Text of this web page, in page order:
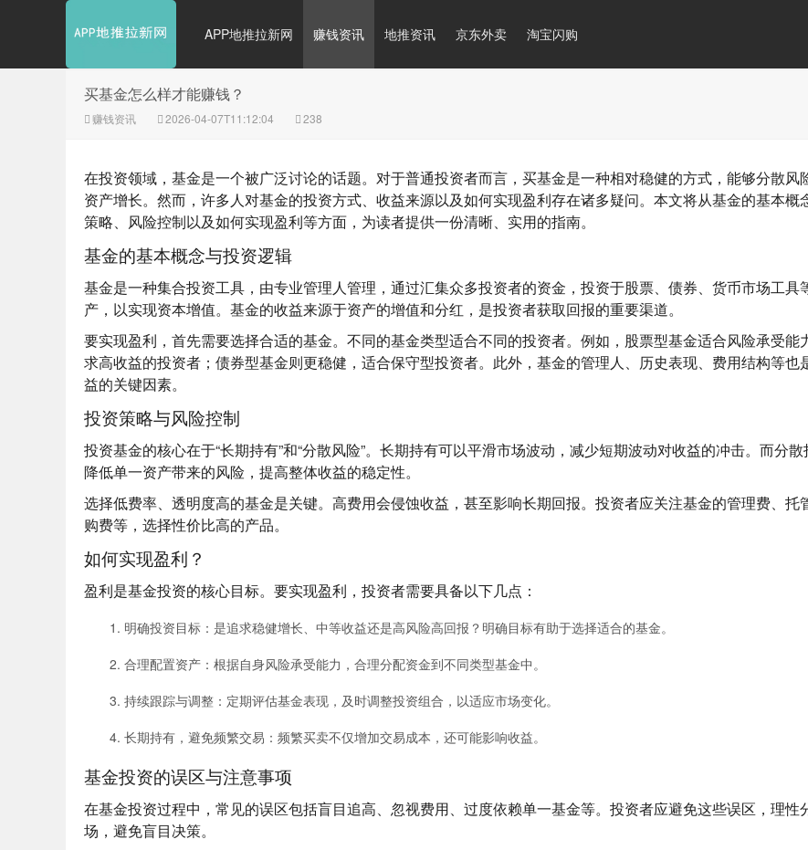
APP地推拉新网 赚钱资讯 地推资讯 京东外卖 淘宝闪购
买基金怎么样才能赚钱？
赚钱资讯 2026-04-07T11:12:04 238
在投资领域，基金是一个被广泛讨论的话题。对于普通投资者而言，买基金是一种相对稳健的方式，能够分散风
资产增长。然而，许多人对基金的投资方式、收益来源以及如何实现盈利存在诸多疑问。本文将从基金的基本概
策略、风险控制以及如何实现盈利等方面，为读者提供一份清晰、实用的指南。
基金的基本概念与投资逻辑
基金是一种集合投资工具，由专业管理人管理，通过汇集众多投资者的资金，投资于股票、债券、货币市场工具
产，以实现资本增值。基金的收益来源于资产的增值和分红，是投资者获取回报的重要渠道。
要实现盈利，首先需要选择合适的基金。不同的基金类型适合不同的投资者。例如，股票型基金适合风险承受能
求高收益的投资者；债券型基金则更稳健，适合保守型投资者。此外，基金的管理人、历史表现、费用结构等也
益的关键因素。
投资策略与风险控制
投资基金的核心在于“长期持有”和“分散风险”。长期持有可以平滑市场波动，减少短期波动对收益的冲击。而分
降低单一资产带来的风险，提高整体收益的稳定性。
选择低费率、透明度高的基金是关键。高费用会侵蚀收益，甚至影响长期回报。投资者应关注基金的管理费、托
购费等，选择性价比高的产品。
如何实现盈利？
盈利是基金投资的核心目标。要实现盈利，投资者需要具备以下几点：
明确投资目标 ：是追求稳健增长、中等收益还是高风险高回报？明确目标有助于选择适合的基金。
合理配置资产 ：根据自身风险承受能力，合理分配资金到不同类型基金中。
持续跟踪与调整 ：定期评估基金表现，及时调整投资组合，以适应市场变化。
长期持有，避免频繁交易 ：频繁买卖不仅增加交易成本，还可能影响收益。
基金投资的误区与注意事项
在基金投资过程中，常见的误区包括盲目追高、忽视费用、过度依赖单一基金等。投资者应避免这些误区，理性
场，避免盲目决策。